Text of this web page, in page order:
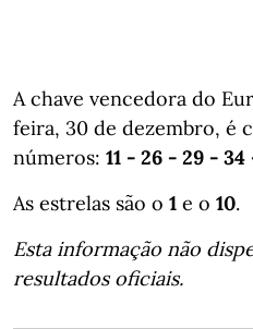
A chave vencedora do
feira, 30 de dezembro, é
números: 11 - 26 - 29 - 34
As estrelas são o 1 e o 10.
Esta informação não
resultados oficiais.